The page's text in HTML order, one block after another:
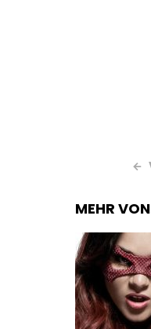
MEHR